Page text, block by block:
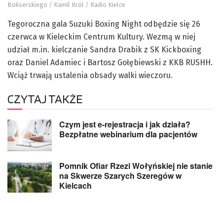
Bokserskiego / Kamil Król / Radio Kielce
Tegoroczna gala Suzuki Boxing Night odbędzie się 26
czerwca w Kieleckim Centrum Kultury. Wezmą w niej
udział m.in. kielczanie Sandra Drabik z SK Kickboxing
oraz Daniel Adamiec i Bartosz Gołębiewski z KKB RUSHH.
Wciąż trwają ustalenia obsady walki wieczoru.
CZYTAJ TAKŻE
Czym jest e-rejestracja i jak działa?
Bezpłatne webinarium dla pacjentów
Pomnik Ofiar Rzezi Wołyńskiej nie stanie
na Skwerze Szarych Szeregów w
Kielcach